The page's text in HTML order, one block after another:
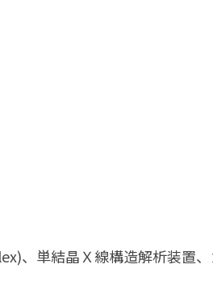
、単結晶Ｘ線構造解析装置